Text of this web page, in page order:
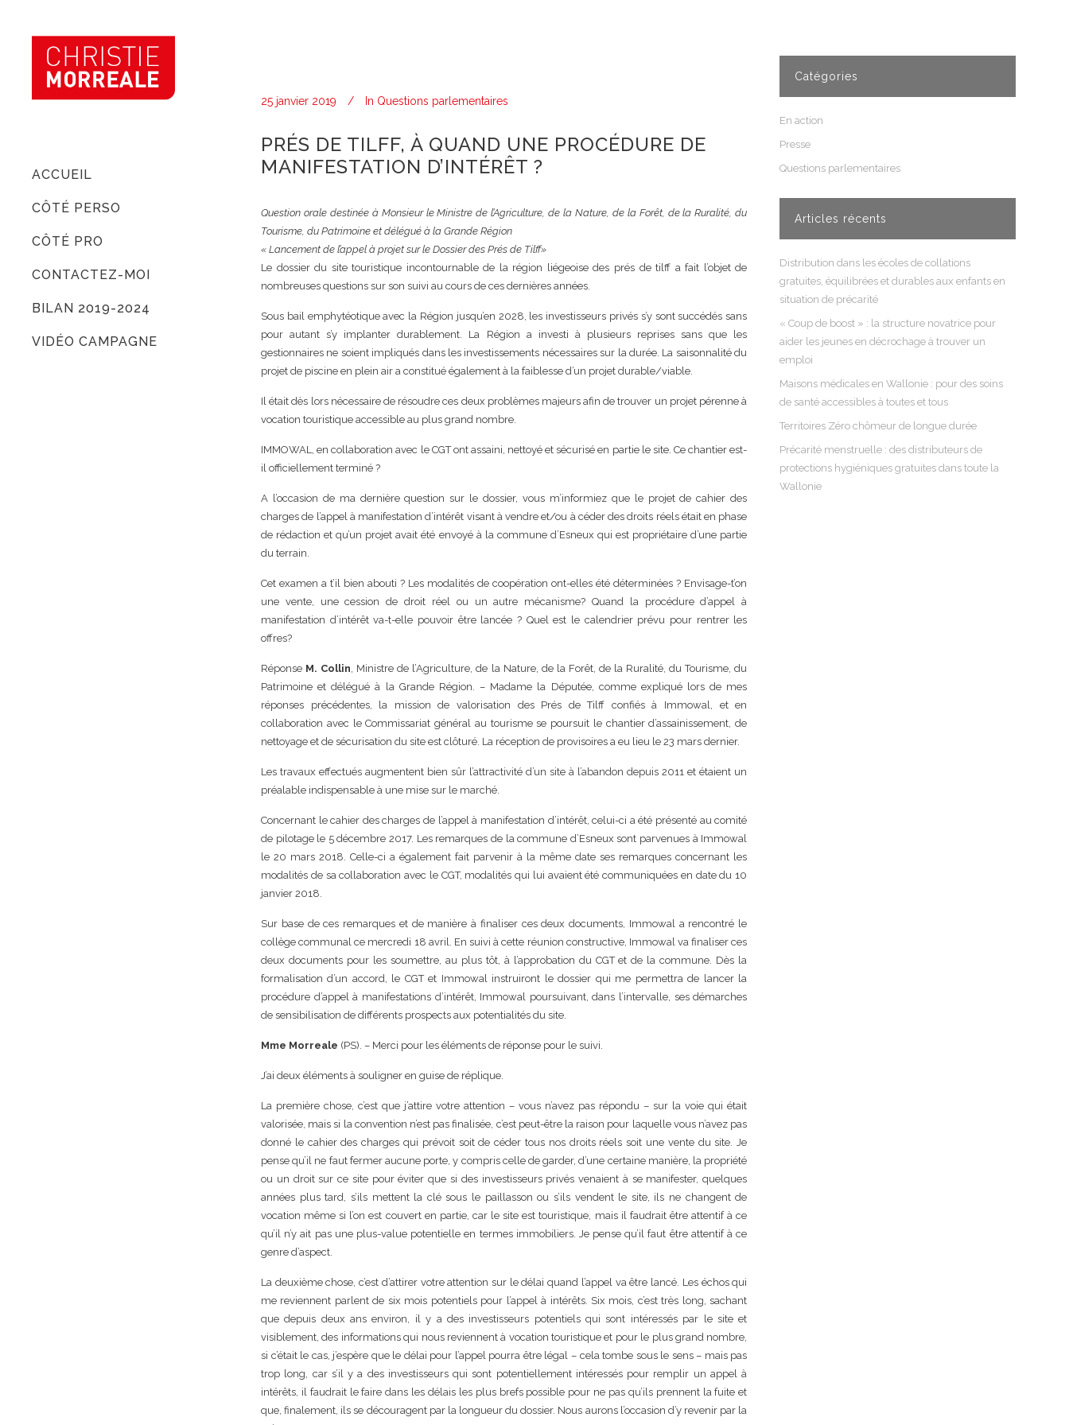
ACCUEIL
CÔTÉ PERSO
CÔTÉ PRO
CONTACTEZ-MOI
BILAN 2019-2024
VIDÉO CAMPAGNE
25 janvier 2019 In Questions parlementaires
PRÉS DE TILFF, À QUAND UNE PROCÉDURE DE
MANIFESTATION D’INTÉRÊT ?
Question orale destinée à Monsieur le Ministre de l’Agriculture, de la Nature, de la Forêt, de la Ruralité, du
Tourisme, du Patrimoine et délégué à la Grande Région
« Lancement de l’appel à projet sur le Dossier des Prés de Tilff»
Le dossier du site touristique incontournable de la région liégeoise des prés de tilff a fait l’objet de
nombreuses questions sur son suivi au cours de ces dernières années.
Sous bail emphytéotique avec la Région jusqu’en 2028, les investisseurs privés s’y sont succédés sans
pour autant s’y implanter durablement. La Région a investi à plusieurs reprises sans que les
gestionnaires ne soient impliqués dans les investissements nécessaires sur la durée. La saisonnalité du
projet de piscine en plein air a constitué également à la faiblesse d’un projet durable/viable.
Il était dès lors nécessaire de résoudre ces deux problèmes majeurs afin de trouver un projet pérenne à
vocation touristique accessible au plus grand nombre.
IMMOWAL, en collaboration avec le CGT ont assaini, nettoyé et sécurisé en partie le site. Ce chantier est-
il officiellement terminé ?
A l’occasion de ma dernière question sur le dossier, vous m’informiez que le projet de cahier des
charges de l’appel à manifestation d’intérêt visant à vendre et/ou à céder des droits réels était en phase
de rédaction et qu’un projet avait été envoyé à la commune d’Esneux qui est propriétaire d’une partie
du terrain.
Cet examen a t’il bien abouti ? Les modalités de coopération ont-elles été déterminées ? Envisage-t’on
une vente, une cession de droit réel ou un autre mécanisme? Quand la procédure d’appel à
manifestation d’intérêt va-t-elle pouvoir être lancée ? Quel est le calendrier prévu pour rentrer les
offres?
Réponse M. Collin, Ministre de l’Agriculture, de la Nature, de la Forêt, de la Ruralité, du Tourisme, du
Patrimoine et délégué à la Grande Région. – Madame la Députée, comme expliqué lors de mes
réponses précédentes, la mission de valorisation des Prés de Tilff confiés à Immowal, et en
collaboration avec le Commissariat général au tourisme se poursuit le chantier d’assainissement, de
nettoyage et de sécurisation du site est clôturé. La réception de provisoires a eu lieu le 23 mars dernier.
Les travaux effectués augmentent bien sûr l’attractivité d’un site à l’abandon depuis 2011 et étaient un
préalable indispensable à une mise sur le marché.
Concernant le cahier des charges de l’appel à manifestation d’intérêt, celui-ci a été présenté au comité
de pilotage le 5 décembre 2017. Les remarques de la commune d’Esneux sont parvenues à Immowal
le 20 mars 2018. Celle-ci a également fait parvenir à la même date ses remarques concernant les
modalités de sa collaboration avec le CGT, modalités qui lui avaient été communiquées en date du 10
janvier 2018.
Sur base de ces remarques et de manière à finaliser ces deux documents, Immowal a rencontré le
collège communal ce mercredi 18 avril. En suivi à cette réunion constructive, Immowal va finaliser ces
deux documents pour les soumettre, au plus tôt, à l’approbation du CGT et de la commune. Dès la
formalisation d’un accord, le CGT et Immowal instruiront le dossier qui me permettra de lancer la
procédure d’appel à manifestations d’intérêt, Immowal poursuivant, dans l’intervalle, ses démarches
de sensibilisation de différents prospects aux potentialités du site.
Mme Morreale (PS). – Merci pour les éléments de réponse pour le suivi.
J’ai deux éléments à souligner en guise de réplique.
La première chose, c’est que j’attire votre attention – vous n’avez pas répondu – sur la voie qui était
valorisée, mais si la convention n’est pas finalisée, c’est peut-être la raison pour laquelle vous n’avez pas
donné le cahier des charges qui prévoit soit de céder tous nos droits réels soit une vente du site. Je
pense qu’il ne faut fermer aucune porte, y compris celle de garder, d’une certaine manière, la propriété
ou un droit sur ce site pour éviter que si des investisseurs privés venaient à se manifester, quelques
années plus tard, s’ils mettent la clé sous le paillasson ou s’ils vendent le site, ils ne changent de
vocation même si l’on est couvert en partie, car le site est touristique, mais il faudrait être attentif à ce
qu’il n’y ait pas une plus-value potentielle en termes immobiliers. Je pense qu’il faut être attentif à ce
genre d’aspect.
La deuxième chose, c’est d’attirer votre attention sur le délai quand l’appel va être lancé. Les échos qui
me reviennent parlent de six mois potentiels pour l’appel à intérêts. Six mois, c’est très long, sachant
que depuis deux ans environ, il y a des investisseurs potentiels qui sont intéressés par le site et
visiblement, des informations qui nous reviennent à vocation touristique et pour le plus grand nombre,
si c’était le cas, j’espère que le délai pour l’appel pourra être légal – cela tombe sous le sens – mais pas
trop long, car s’il y a des investisseurs qui sont potentiellement intéressés pour remplir un appel à
intérêts, il faudrait le faire dans les délais les plus brefs possible pour ne pas qu’ils prennent la fuite et
que, finalement, ils se découragent par la longueur du dossier. Nous aurons l’occasion d’y revenir par la
Catégories
En action
Presse
Questions parlementaires
Articles récents
Distribution dans les écoles de collations
gratuites, équilibrées et durables aux enfants en
situation de précarité
« Coup de boost » : la structure novatrice pour
aider les jeunes en décrochage à trouver un
emploi
Maisons médicales en Wallonie : pour des soins
de santé accessibles à toutes et tous
Territoires Zéro chômeur de longue durée
Précarité menstruelle : des distributeurs de
protections hygiéniques gratuites dans toute la
Wallonie